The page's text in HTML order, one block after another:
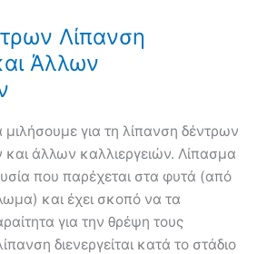
Λίπανση
Άλλων
για τη λίπανση δέντρων
άλλων καλλιεργειών. Λίπασμα
που παρέχεται στα φυτά (από
και έχει σκοπό να τα
για την θρέψη τους
διενεργείται κατά το στάδιο